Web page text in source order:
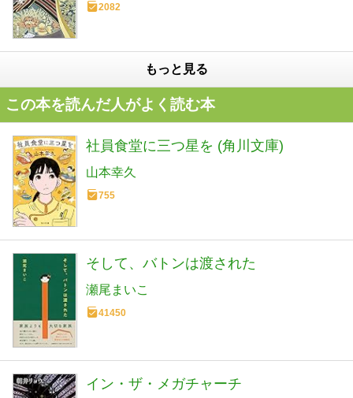
2082
もっと見る
この本を読んだ人がよく読む本
社員食堂に三つ星を (角川文庫)
山本幸久
755
そして、バトンは渡された
瀬尾まいこ
41450
イン・ザ・メガチャーチ